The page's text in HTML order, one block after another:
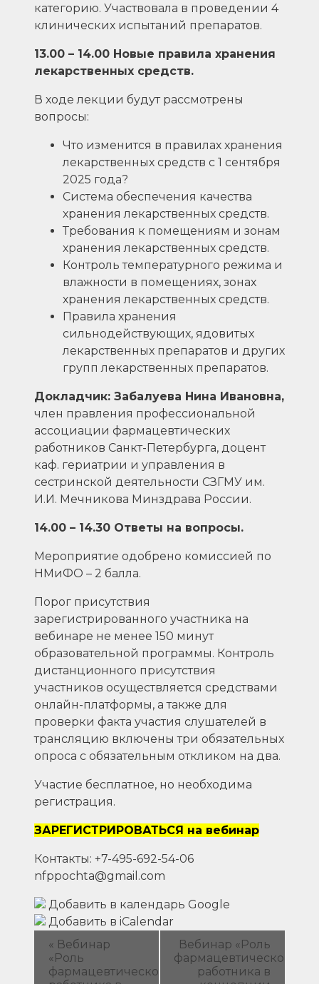
категорию. Участвовала в проведении 4
клинических испытаний препаратов.
13.00 – 14.00 Новые правила хранения
лекарственных средств.
В ходе лекции будут рассмотрены
вопросы:
Что изменится в правилах хранения
лекарственных средств с 1 сентября
2025 года?
Система обеспечения качества
хранения лекарственных средств.
Требования к помещениям и зонам
хранения лекарственных средств.
Контроль температурного режима и
влажности в помещениях, зонах
хранения лекарственных средств.
Правила хранения
сильнодействующих, ядовитых
лекарственных препаратов и других
групп лекарственных препаратов.
Докладчик: Забалуева Нина Ивановна,
член правления профессиональной
ассоциации фармацевтических
работников Санкт-Петербурга, доцент
каф. гериатрии и управления в
сестринской деятельности СЗГМУ им.
И.И. Мечникова Минздрава России.
14.00 – 14.30 Ответы на вопросы.
Мероприятие одобрено комиссией по
НМиФО – 2 балла.
Порог присутствия
зарегистрированного участника на
вебинаре не менее 150 минут
образовательной программы. Контроль
дистанционного присутствия
участников осуществляется средствами
онлайн-платформы, а также для
проверки факта участия слушателей в
трансляцию включены три обязательных
опроса с обязательным откликом на два.
Участие бесплатное, но необходима
регистрация.
ЗАРЕГИСТРИРОВАТЬСЯ на вебинар
Контакты: +7-495-692-54-06
nfppochta@gmail.com
Добавить в календарь Google
Добавить в iCalendar
Навигация
Мероприятие
« Вебинар
«Роль
фармацевтического
Вебинар «Роль
фармацевтического
работника в